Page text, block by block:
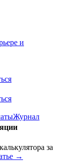
и
Журнал
за
→